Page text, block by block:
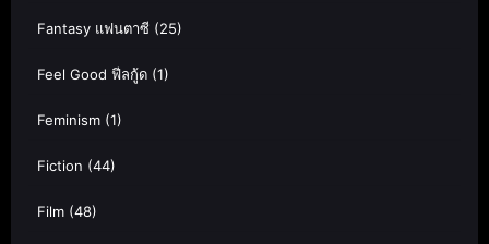
Fantasy แฟนตาซี (25)
Feel Good ฟีลกู้ด (1)
Feminism (1)
Fiction (44)
Film (48)